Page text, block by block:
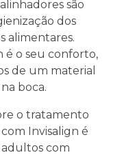
são
dos
alimentares.
é o seu conforto,
de um material
boca.
o tratamento
Invisalign é
com